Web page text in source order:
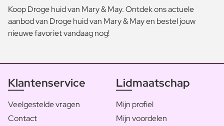
Koop Droge huid van Mary & May. Ontdek ons actuele
aanbod van Droge huid van Mary & May en bestel jouw
nieuwe favoriet vandaag nog!
Klantenservice
Veelgestelde vragen
Contact
Lidmaatschap
Mijn profiel
Mijn voordelen